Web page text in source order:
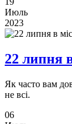
Июль
2023
22 липня
Як часто вам
не всі.
06